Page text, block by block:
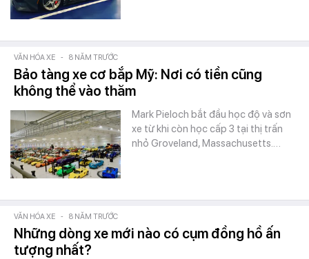
VĂN HÓA XE - 8 NĂM TRƯỚC
Bảo tàng xe cơ bắp Mỹ: Nơi có tiền cũng
không thể vào thăm
Mark Pieloch bắt đầu học độ và sơn
xe từ khi còn học cấp 3 tại thị trấn
nhỏ Groveland, Massachusetts.…
VĂN HÓA XE - 8 NĂM TRƯỚC
Những dòng xe mới nào có cụm đồng hồ ấn
tượng nhất?